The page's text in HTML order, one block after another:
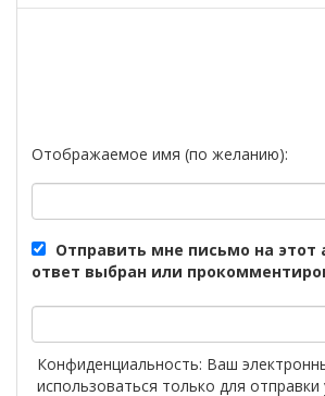
Отображаемое имя (по желанию):
Отправить мне письмо на этот
ответ выбран или
Конфиденциальность: Ваш
использоваться только для